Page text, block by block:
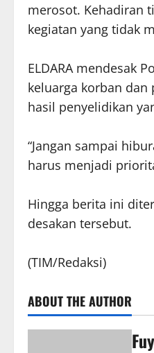
merosot. Kehadiran
kegiatan yang tidak
ELDARA mendesak
keluarga korban
hasil penyelidikan
“Jangan sampai
harus menjadi
Hingga berita ini
desakan tersebut.
(TIM/Redaksi)
ABOUT THE AUTHOR